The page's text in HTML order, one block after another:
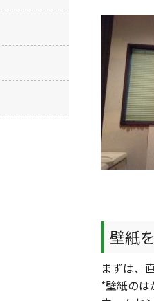
壁紙
まずは、
*壁紙のは